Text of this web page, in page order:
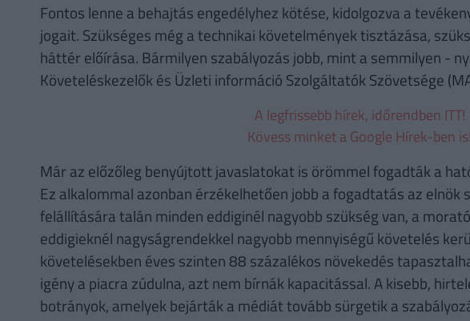
Fontos lenne a behajtás engedélyhez kötése, kidolgozva a
jogait. Szükséges még a technikai követelmények tisztázása,
háttér előírása. Bármilyen szabályozás jobb, mint a semmilyen -
Követeléskezelők és Üzleti információ Szolgáltatók Szövetsége
A legfrissebb hírek, időrendben ITT!
Kövess minket a Google Hírek-ben is!
Már az előzőleg benyújtott javaslatokat is örömmel fogadták a
Ez alkalommal azonban érzékelhetően jobb a fogadtatás az elnök
felállítására talán minden eddiginél nagyobb szükség van, a
eddigieknél nagyságrendekkel nagyobb mennyiségű követelés
követelésekben éves szinten 88 százalékos növekedés
igény a piacra zúdulna, azt nem bírnák kapacitással. A kisebb,
botrányok, amelyek bejárták a médiát tovább sürgetik a